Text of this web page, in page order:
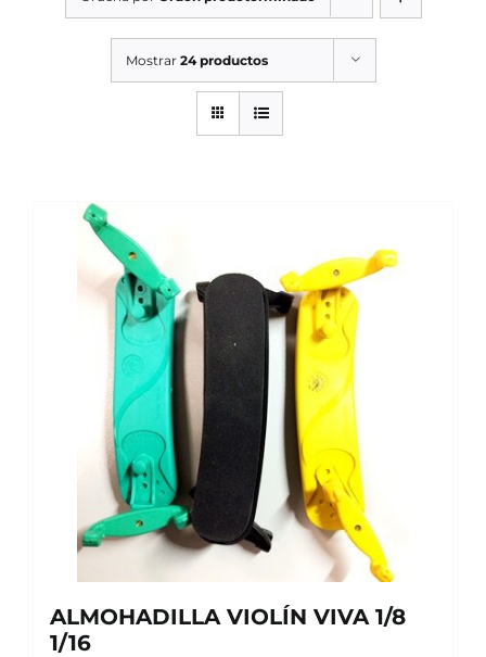
SERVICIOS TALLER
SERVICIOS TALLER
Mostrar 24 productos
ALMOHADILLA VIOLÍN VIVA 1/8
1/16